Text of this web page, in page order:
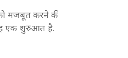
मजबूत करने की
एक शुरुआत है.